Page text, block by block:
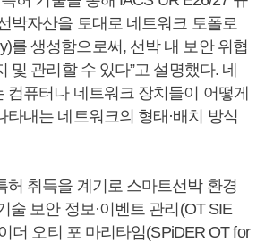
박자산을 토대로 네트워크 토폴로
를 생성함으로써, 선박 내 보안 위협
및 관리할 수 있다”고 설명했다. 네
컴퓨터나 네트워크 장치들이 어떻게
타내는 네트워크의 형태·배치 방식
허 취득을 계기로 스마트선박 환경
술 보안 정보·이벤트 관리(OT SIE
더 오티 포 마리타임(SPiDER OT for